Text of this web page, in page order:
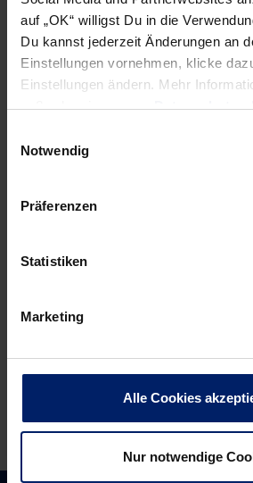
auf „OK“ willigst Du in die
Du kannst jederzeit Änderungen an
Einstellungen vornehmen, klicke
Einstellungen ändern. Mehr
außerdem in unserer
Notwendig
Präferenzen
Statistiken
Marketing
Alle Cookies
Nur notwendige
Wenn du per E-Mail über Aktuelles aus
informiert werden willst, kannst du den
Newsletterhier abonnieren
navigation